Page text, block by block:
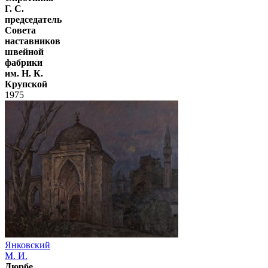
Г. С.
председатель
Совета
наставников
швейной
фабрики
им. Н. К.
Крупской
1975
Янковский
М. И.